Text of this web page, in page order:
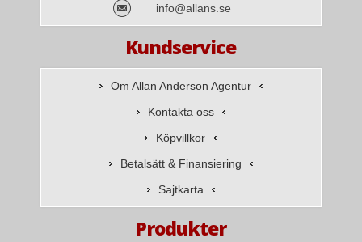
info@allans.se
Kundservice
Om Allan Anderson Agentur
Kontakta oss
Köpvillkor
Betalsätt & Finansiering
Sajtkarta
Produkter